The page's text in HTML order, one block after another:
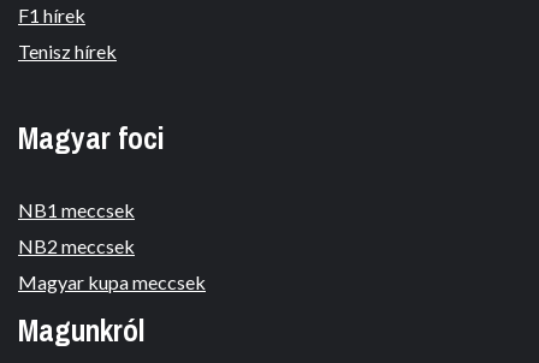
F1 hírek
Tenisz hírek
Magyar foci
NB1 meccsek
NB2 meccsek
Magyar kupa meccsek
Magunkról